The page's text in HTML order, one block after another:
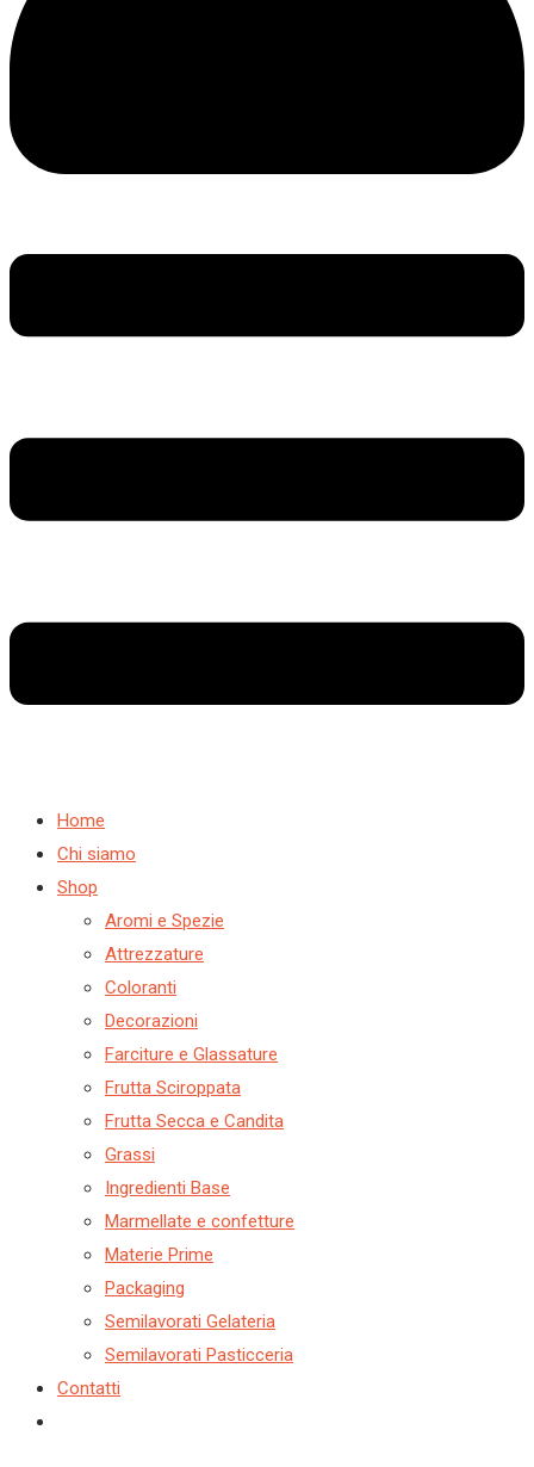
Home
Chi siamo
Shop
Aromi e Spezie
Attrezzature
Coloranti
Decorazioni
Farciture e Glassature
Frutta Sciroppata
Frutta Secca e Candita
Grassi
Ingredienti Base
Marmellate e confetture
Materie Prime
Packaging
Semilavorati Gelateria
Semilavorati Pasticceria
Contatti